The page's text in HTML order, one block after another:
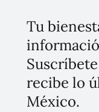
Tu
recibe lo
México.